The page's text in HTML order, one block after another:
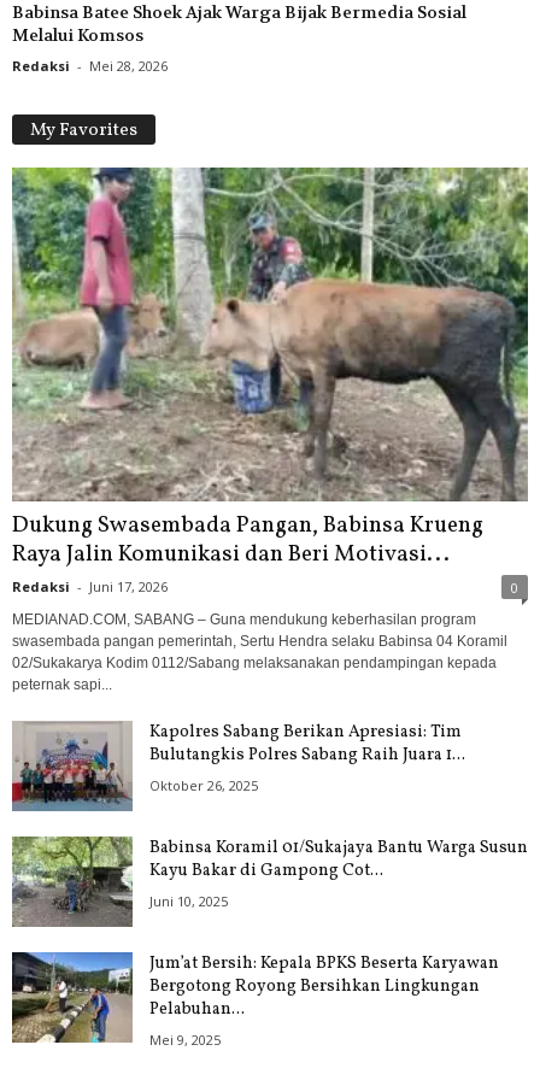
Babinsa Batee Shoek Ajak Warga Bijak Bermedia Sosial
Melalui Komsos
Redaksi - Mei 28, 2026
My Favorites
Dukung Swasembada Pangan, Babinsa Krueng
Raya Jalin Komunikasi dan Beri Motivasi...
Redaksi - Juni 17, 2026 0
MEDIANAD.COM, SABANG – Guna mendukung keberhasilan program
swasembada pangan pemerintah, Sertu Hendra selaku Babinsa 04 Koramil
02/Sukakarya Kodim 0112/Sabang melaksanakan pendampingan kepada
peternak sapi...
Kapolres Sabang Berikan Apresiasi: Tim
Bulutangkis Polres Sabang Raih Juara 1...
Oktober 26, 2025
Babinsa Koramil 01/Sukajaya Bantu Warga Susun
Kayu Bakar di Gampong Cot...
Juni 10, 2025
Jum’at Bersih: Kepala BPKS Beserta Karyawan
Bergotong Royong Bersihkan Lingkungan
Pelabuhan...
Mei 9, 2025